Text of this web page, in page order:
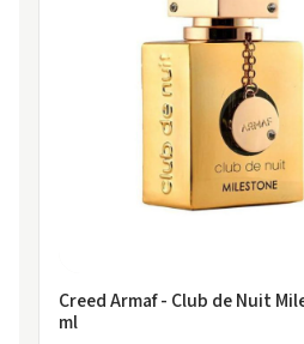
Creed Armaf - Club de Nuit
ml